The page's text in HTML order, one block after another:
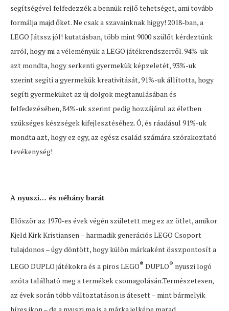
segítségével felfedezzék a bennük rejlő tehetséget, ami tovább
formálja majd őket. Ne csak a szavainknak higgy! 2018-ban, a
LEGO Játssz jól! kutatásban, több mint 9000 szülőt kérdeztünk
arról, hogy mi a véleményük a LEGO játékrendszerről. 94%-uk
azt mondta, hogy serkenti gyermekük képzeletét, 93%-uk
szerint segíti a gyermekük kreativitását, 91%-uk állította, hogy
segíti gyermeküket az új dolgok megtanulásában és
felfedezésében, 84%-uk szerint pedig hozzájárul az életben
szükséges készségek kifejlesztéséhez. Ó, és ráadásul 91%-uk
mondta azt, hogy ez egy, az egész család számára szórakoztató
tevékenység!
A nyuszi… és néhány barát
Először az 1970-es évek végén született meg ez az ötlet, amikor
Kjeld Kirk Kristiansen – harmadik generációs LEGO Csoport
tulajdonos – úgy döntött, hogy külön márkaként összpontosít a
LEGO DUPLO játékokra és a piros LEGO® DUPLO® nyuszi logó
azóta található meg a termékek csomagolásán.Természetesen,
az évek során több változtatáson is átesett – mint bármelyik
híres ikon – de a nyuszi ma is a márka jelképe marad.